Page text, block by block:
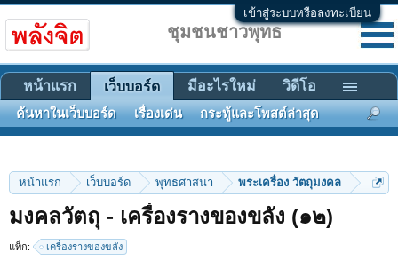
เข้าสู่ระบบหรือลงทะเบียน
หน้าแรก เว็บบอร์ด พุทธศาสนา พระเครื่อง วัตถุมงคล
มงคลวัตถุ - เครื่องรางของขลัง (๑๒)
แท็ก: เครื่องรางของขลัง
< ย้อนกลับ 1 ← 5 6 7 8 → 35
ชุมชนชาวพุทธ
หน้าแรก เว็บบอร์ด
ค้นหาในเว็บบอร์ด เรื่องเด่น กระทู้และโพสต์ล่าสุด
มีอะไรใหม่ วิดีโอ